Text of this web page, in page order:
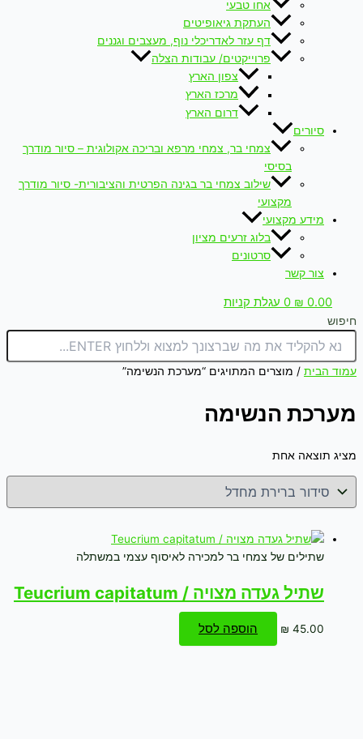
אחו טבעי
העתקת גיאופיטים
דף עזר לאדריכלי נוף, מעצבים וגננים
פרוייקטים/ עבודות הצלה
צפון הארץ
מרכז הארץ
דרום הארץ
סיורים
צמחי בר, צמחי מרפא ובריכה אקולוגית – סיור מודרך
בסיסי
שילוב צמחי בר בגינה הפרטית והציבורית- סיור מודרך
מקצועי
מידע מקצועי
בלוג זרעים מציון
סרטונים
צור קשר
₪ 0.00
0 עגלת קניות
חיפוש
עמוד הבית / מוצרים המתויגים “מערכת הנשימה”
מערכת הנשימה
מציג תוצאה אחת
שתילים של צמחי בר למכירה לאיסוף עצמי במשתלה
שתיל געדה מצויה / Teucrium capitatum
₪ 45.00 הוספה לסל